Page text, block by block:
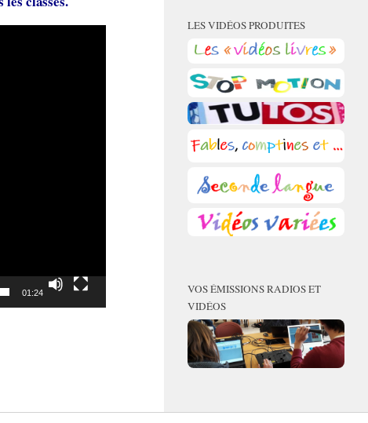
01:24
LES VIDÉOS PRODUITES
VOS ÉMISSIONS RADIOS ET
VIDÉOS